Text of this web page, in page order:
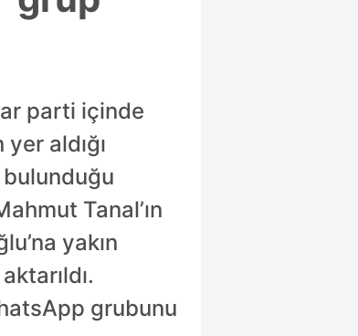
parti içinde
aldığı
Tanal’ın
yakın
grubunu